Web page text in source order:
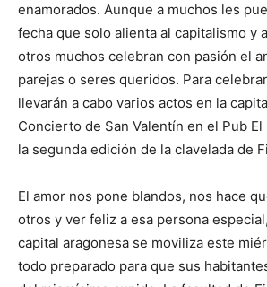
enamorados. Aunque a muchos les
fecha que solo alienta al capitalismo y
otros muchos celebran con pasión el
parejas o seres queridos. Para
llevarán a cabo varios actos en la
Concierto de San Valentín en el Pub
la segunda edición de la clavelada de
El amor nos pone blandos, nos hace
otros y ver feliz a esa persona
capital aragonesa se moviliza este
todo preparado para que sus